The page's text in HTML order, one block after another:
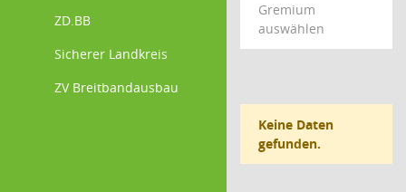
ZD.BB
Sicherer Landkreis
ZV Breitbandausbau
Gremium
auswählen
Keine Daten
gefunden.